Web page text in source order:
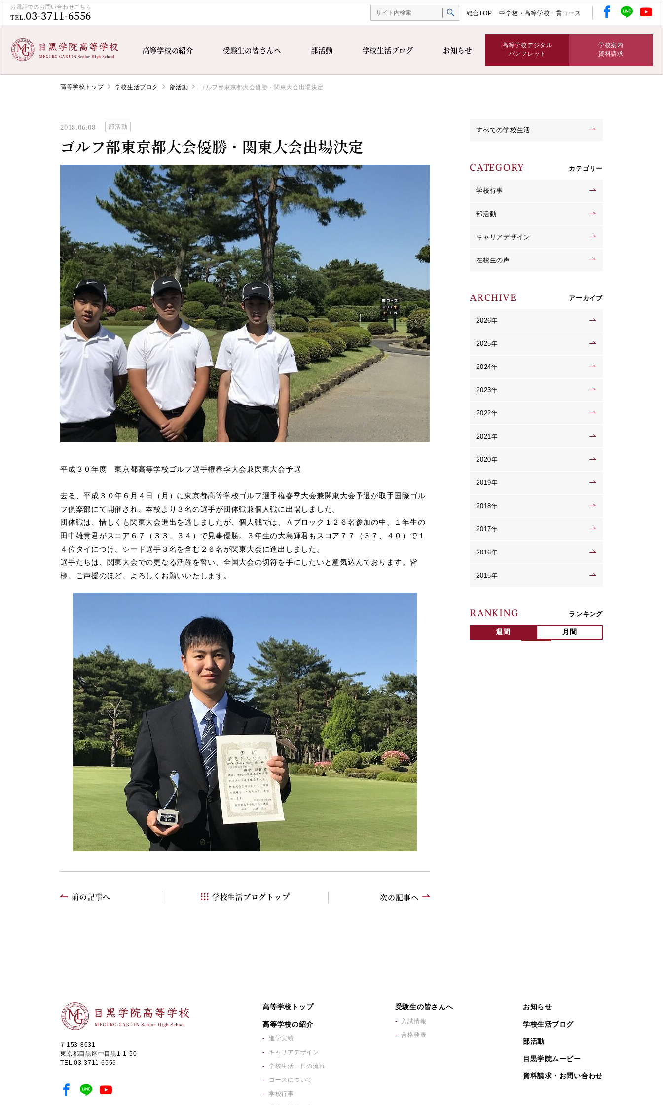
高等学校の紹介 受験生の皆さんへ 部活動 学校生活ブログ お知らせ
高等学校デジタル
パンフレット
学校案内
資料請求
総合TOP 中学校・高等学校一貫コース
お電話でのお問い合わせこちら
TEL.03-3711-6556
高等学校トップ 学校生活ブログ 部活動 ゴルフ部東京都大会優勝・関東大会出場決定
2018.06.08 部活動
ゴルフ部東京都大会優勝・関東大会出場決定
平成３０年度 東京都高等学校ゴルフ選手権春季大会兼関東大会予選
去る、平成３０年６月４日（月）に東京都高等学校ゴルフ選手権春季大会兼関東大会予選が取手国際ゴル
フ倶楽部にて開催され、本校より３名の選手が団体戦兼個人戦に出場しました。
団体戦は、惜しくも関東大会進出を逃しましたが、個人戦では、Ａブロック１２６名参加の中、１年生の
田中雄貴君がスコア６７（３３、３４）で見事優勝。３年生の大島輝君もスコア７７（３７、４０）で１
４位タイにつけ、シード選手３名を含む２６名が関東大会に進出しました。
選手たちは、関東大会での更なる活躍を誓い、全国大会の切符を手にしたいと意気込んでおります。皆
様、ご声援のほど、よろしくお願いいたします。
前の記事へ 学校生活ブログトップ 次の記事へ
すべての学校生活
CATEGORY カテゴリー
学校行事
部活動
キャリアデザイン
在校生の声
ARCHIVE アーカイブ
2026年
2025年
2024年
2023年
2022年
2021年
2020年
2019年
2018年
2017年
2016年
2015年
RANKING ランキング
週間 月間
高等学校トップ
高等学校の紹介
進学実績
キャリアデザイン
学校生活一日の流れ
コースについて
学校行事
受験生の皆さんへ
入試情報
合格発表
お知らせ
学校生活ブログ
部活動
目黒学院ムービー
資料請求・お問い合わせ
〒153-8631
東京都目黒区中目黒1-1-50
TEL.03-3711-6556